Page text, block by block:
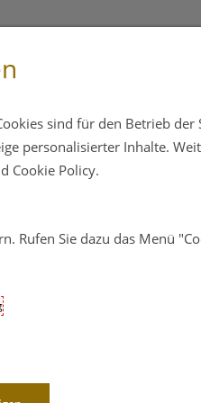
EUR
sind für den Betrieb der
personalisierter Inhalte.
Cookie Policy.
Rufen Sie dazu das Menü